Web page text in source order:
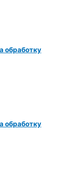
обработку
обработку